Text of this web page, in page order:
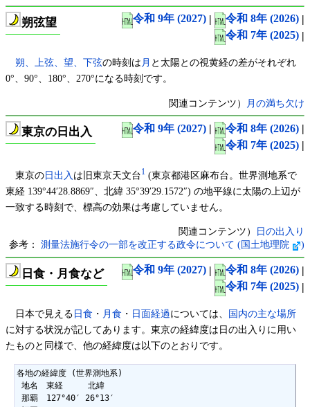
朔弦望 令和 9年 (2027) | 令和 8年 (2026) |
令和 7年 (2025) |
朔、上弦、望、下弦の時刻は 月 と太陽との視黄経の差がそれぞれ
0°、90°、180°、270°になる時刻です。
関連コンテンツ） 月の満ち欠け
東京の日出入 令和 9年 (2027) | 令和 8年 (2026) |
令和 7年 (2025) |
東京の日出入 は旧東京天文台1 (東京都港区麻布台。世界測地系で
東経 139°44′28.8869″、北緯 35°39′29.1572″) の地平線に太陽の上辺が
一致する時刻で、標高の効果は考慮していません。
関連コンテンツ）
日の出入り
参考：
測量法施行令の一部を改正する政令について (国土地理院 )
日食・月食など 令和 9年 (2027) | 令和 8年 (2026) |
令和 7年 (2025) |
日本で見える日食 ・ 月食 ・ 日面経過については、 国内の主な場所
に対する状況が記してあります。東京の経緯度は日の出入りに用い
たものと同様で、他の経緯度は以下のとおりです。
各地の経緯度 (世界測地系)
地名　東経　　　北緯
那覇　127°40′ 26°13′